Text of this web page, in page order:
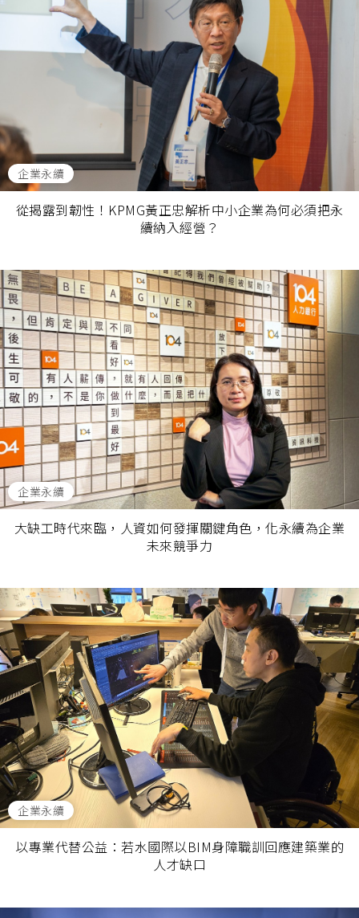
企業永續
從揭露到韌性！KPMG黃正忠解析中小企業為何必須把永
續納入經營？
企業永續
大缺工時代來臨，人資如何發揮關鍵角色，化永續為企業
未來競爭力
企業永續
以專業代替公益：若水國際以BIM身障職訓回應建築業的
人才缺口